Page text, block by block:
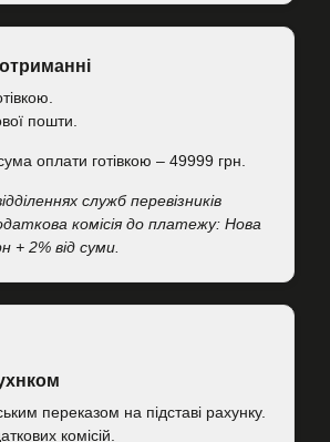
пошти.
оплати готівкою – 49999 грн.
служб перевізників
комісія до платежу: Нова
+ 2% від суми.
переказом на підставі рахунку.
комісій.